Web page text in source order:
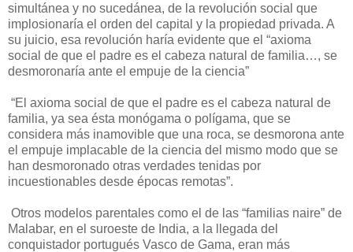
simultánea y no sucedánea, de la revolución social que
implosionaría el orden del capital y la propiedad privada. A
su juicio, esa revolución haría evidente que el “axioma
social de que el padre es el cabeza natural de familia…, se
desmoronaría ante el empuje de la ciencia”
“El axioma social de que el padre es el cabeza natural de
familia, ya sea ésta monógama o polígama, que se
considera más inamovible que una roca, se desmorona ante
el empuje implacable de la ciencia del mismo modo que se
han desmoronado otras verdades tenidas por
incuestionables desde épocas remotas”.
Otros modelos parentales como el de las “familias naire” de
Malabar, en el suroeste de India, a la llegada del
conquistador portugués Vasco de Gama, eran más